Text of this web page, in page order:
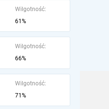
Wilgotność:
61%
Wilgotność:
66%
Wilgotność:
71%